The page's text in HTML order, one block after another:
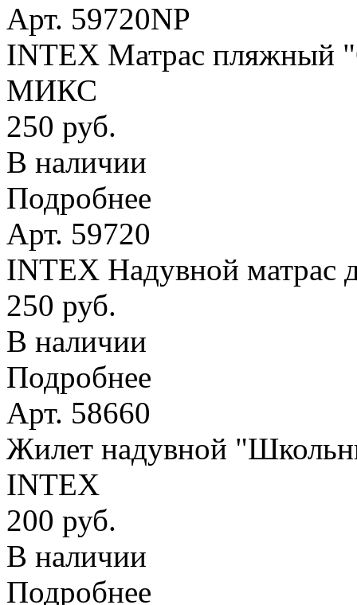
Арт. 59720NP
INTEX Матрас пляжный
МИКС
250 руб.
В наличии
Подробнее
Арт. 59720
INTEX Надувной матрас
250 руб.
В наличии
Подробнее
Арт. 58660
Жилет надувной
INTEX
200 руб.
В наличии
Подробнее